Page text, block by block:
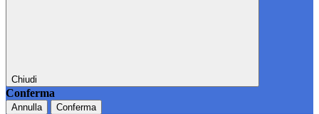
Chiudi
Conferma
Annulla Conferma